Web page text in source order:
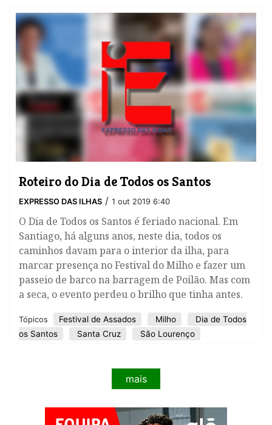
Roteiro do Dia de Todos os Santos
EXPRESSO DAS ILHAS / 1 out 2019 6:40
O Dia de Todos os Santos é feriado nacional. Em
Santiago, há alguns anos, neste dia, todos os
caminhos davam para o interior da ilha, para
marcar presença no Festival do Milho e fazer um
passeio de barco na barragem de Poilão. Mas com
a seca, o evento perdeu o brilho que tinha antes.
Tópicos Festival de Assados Milho
Dia de Todos
os Santos
Santa Cruz São Lourenço
mais